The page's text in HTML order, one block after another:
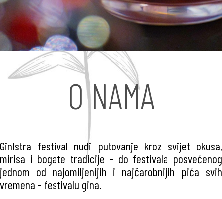
O NAMA
GinIstra festival nudi putovanje kroz svijet okusa,
mirisa i bogate tradicije - do festivala posvećenog
jednom od najomiljenijih i najčarobnijih pića svih
vremena - festivalu gina.